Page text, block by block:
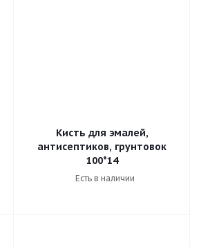
Кисть для эмалей,
антисептиков, грунтовок
100*14
Есть в наличии